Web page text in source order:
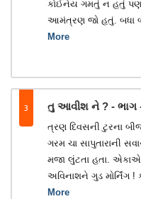
કોઈનેય ગમતું ન હતું
આમંત્રણ જો હતું. બધા
More
3 તુ આવીશ ને ? - ભાગ
ત્રણ દિવસની ટુરના
ગરમ ચા સાપુતારાની
મજા લુંટતા હતા.
અવિનાશને ગુડ
More